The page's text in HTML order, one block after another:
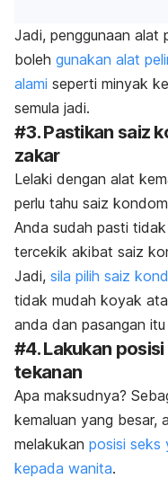
Jadi, penggunaan alat
boleh gunakan alat
alami seperti minyak
semula jadi.
#3. Pastikan saiz
zakar
Lelaki dengan alat
perlu tahu saiz
Anda sudah pasti
tercekik akibat saiz
Jadi, sila pilih saiz
tidak mudah koyak
anda dan pasangan
#4. Lakukan
tekanan
Apa maksudnya?
kemaluan yang besar,
melakukan posisi seks
kepada wanita.